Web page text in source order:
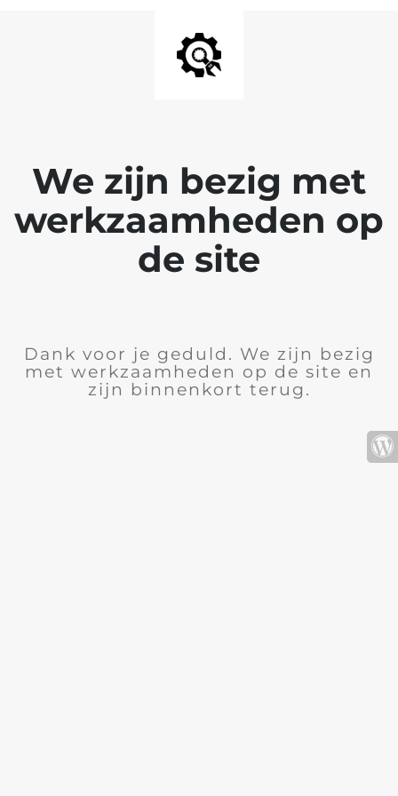
We zijn bezig met
werkzaamheden op
de site
Dank voor je geduld. We zijn bezig
met werkzaamheden op de site en
zijn binnenkort terug.